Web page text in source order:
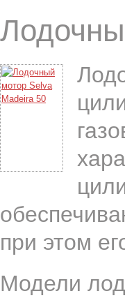
при этом
Модели